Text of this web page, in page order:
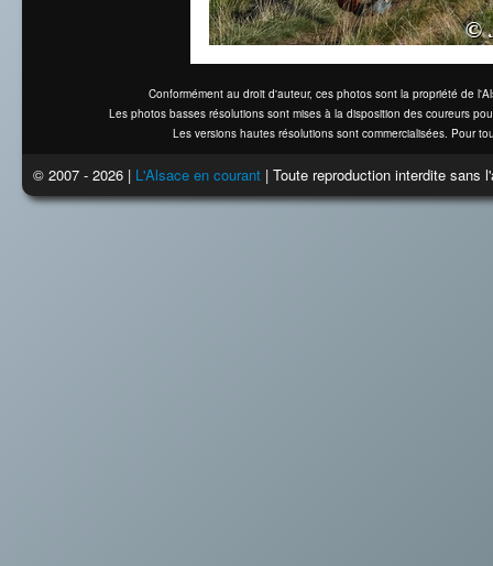
Conformément au droit d'auteur, ces photos sont la propriété de
Les photos basses résolutions sont mises à la disposition des coureurs
Les versions hautes résolutions sont commercialisées. Pour
© 2007 - 2026 | L'Alsace en courant | Toute reproduction interdite sans